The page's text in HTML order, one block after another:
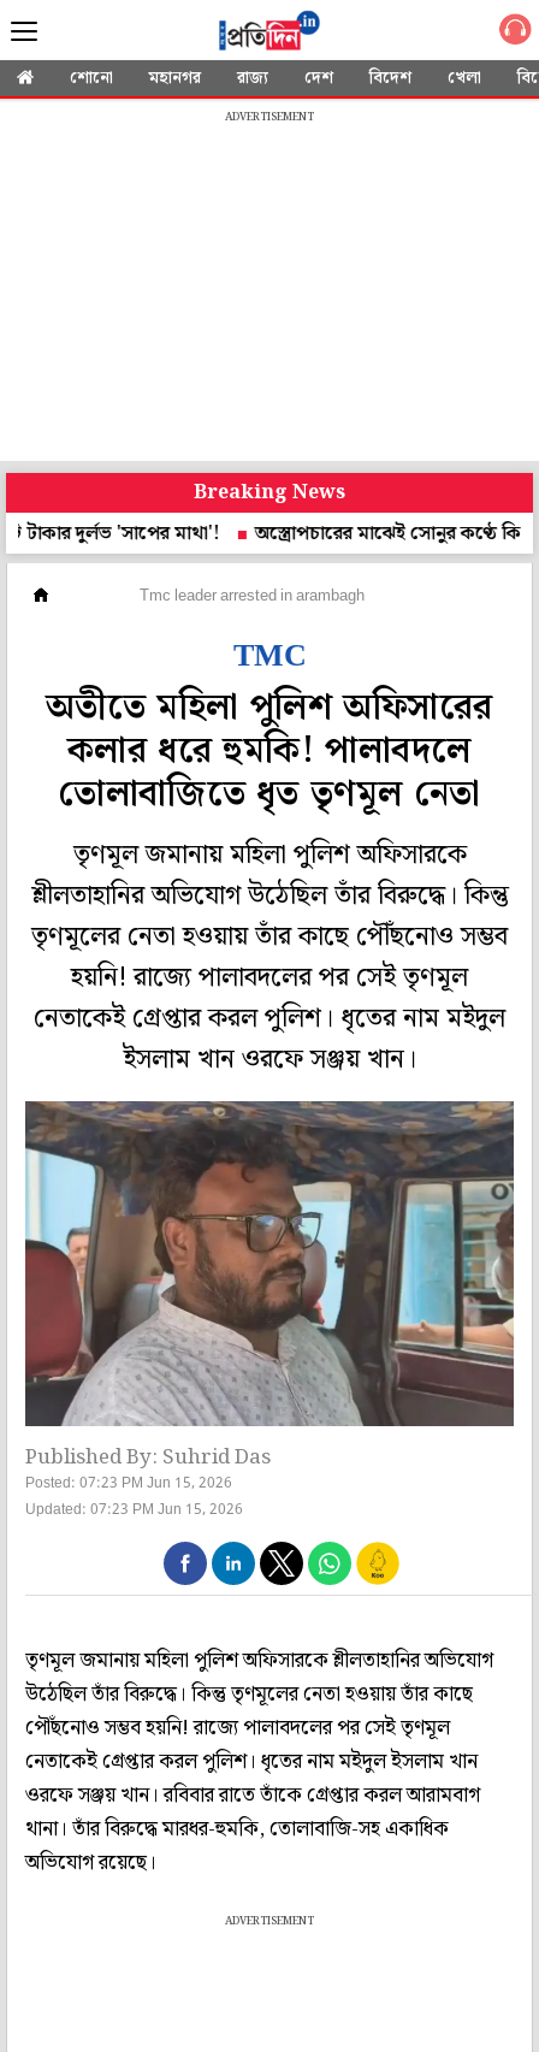
শোনো মহানগর রাজ্য দেশ বিদেশ খেলা
ADVERTISEMENT
Breaking News
'সাপের মাথা'!
অস্ত্রোপচারের মাঝেই সোনুর কণ্ঠে কিংবদন্তি
Tmc leader arrested in arambagh
TMC
অতীতে মহিলা পুলিশ অফিসারের
কলার ধরে হুমকি! পালাবদলে
তোলাবাজিতে ধৃত তৃণমূল নেতা
তৃণমূল জমানায় মহিলা পুলিশ অফিসারকে
শ্লীলতাহানির অভিযোগ উঠেছিল তাঁর বিরুদ্ধে। কিন্তু
তৃণমূলের নেতা হওয়ায় তাঁর কাছে পৌঁছনোও সম্ভব
হয়নি! রাজ্যে পালাবদলের পর সেই তৃণমূল
নেতাকেই গ্রেপ্তার করল পুলিশ। ধৃতের নাম মইদুল
ইসলাম খান ওরফে সঞ্জয় খান।
Published By: Suhrid Das
Posted: 07:23 PM Jun 15, 2026
Updated: 07:23 PM Jun 15, 2026
তৃণমূল জমানায় মহিলা পুলিশ অফিসারকে শ্লীলতাহানির অভিযোগ
উঠেছিল তাঁর বিরুদ্ধে। কিন্তু তৃণমূলের নেতা হওয়ায় তাঁর কাছে
পৌঁছনোও সম্ভব হয়নি! রাজ্যে পালাবদলের পর সেই তৃণমূল
নেতাকেই গ্রেপ্তার করল পুলিশ। ধৃতের নাম মইদুল ইসলাম খান
ওরফে সঞ্জয় খান। রবিবার রাতে তাঁকে গ্রেপ্তার করল আরামবাগ
থানা। তাঁর বিরুদ্ধে মারধর-হুমকি, তোলাবাজি-সহ একাধিক
অভিযোগ রয়েছে।
ADVERTISEMENT